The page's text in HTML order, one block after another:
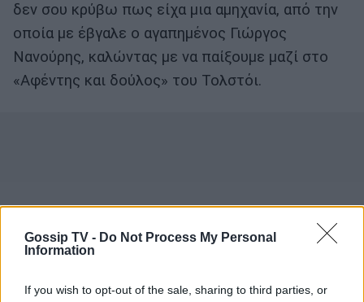
Gossip TV - Do Not Process My Personal
Information
If you wish to opt-out of the sale, sharing to third parties, or
δεν σου κρύβω πως είχα µια αµηχανία, από την
οποία µε έβγαλε ο αγαπηµένος Γιώργος
Νανούρης, καλώντας µε να παίξουµε µαζί στο
«Αφέντης και δούλος» του Τολστόι.